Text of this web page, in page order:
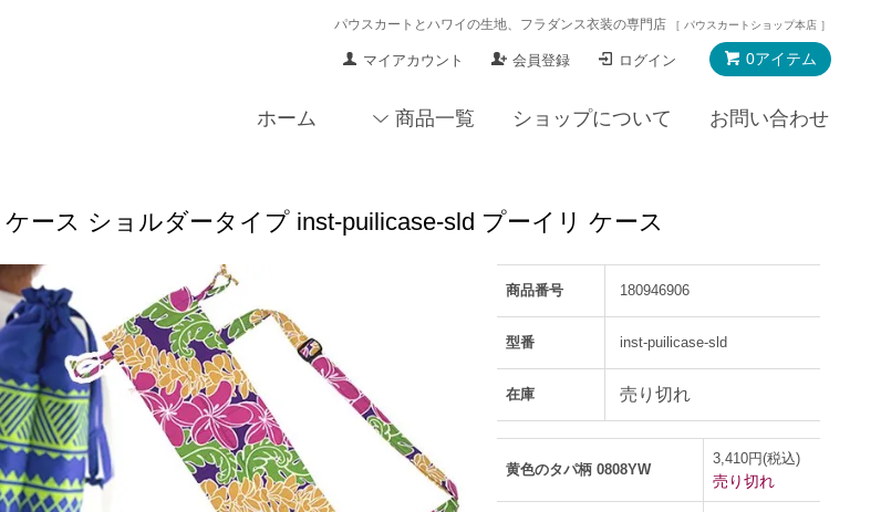
パウスカートとハワイの生地、フラダンス衣装の専門店 ［ パウスカートショップ本店 ］
0アイテム
マイアカウント 会員登録 ログイン
ホーム 商品一覧 ショップについて お問い合わせ
ケース ショルダータイプ inst-puilicase-sld プーイリ ケース
商品番号 180946906
型番 inst-puilicase-sld
在庫 売り切れ
黄色のタパ柄 0808YW
3,410円(税込)
売り切れ